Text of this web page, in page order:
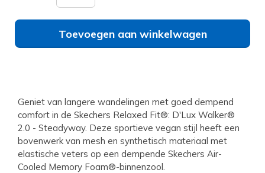
Toevoegen aan winkelwagen
Geniet van langere wandelingen met goed dempend
comfort in de Skechers Relaxed Fit®: D'Lux Walker®
2.0 - Steadyway. Deze sportieve vegan stijl heeft een
bovenwerk van mesh en synthetisch materiaal met
elastische veters op een dempende Skechers Air-
Cooled Memory Foam®-binnenzool.